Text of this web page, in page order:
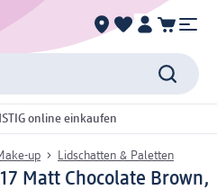
online einkaufen
up Lidschatten & Paletten
Matt Chocolate Brown,